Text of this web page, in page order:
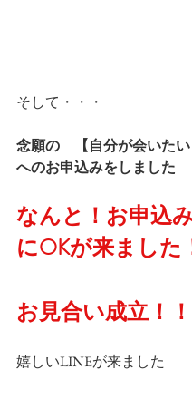
そして・・・
念願の　【自分が会いたい
へのお申込みをしました
なんと！お申込
にOKが来ました
お見合い成立！！
嬉しいLINEが来ました